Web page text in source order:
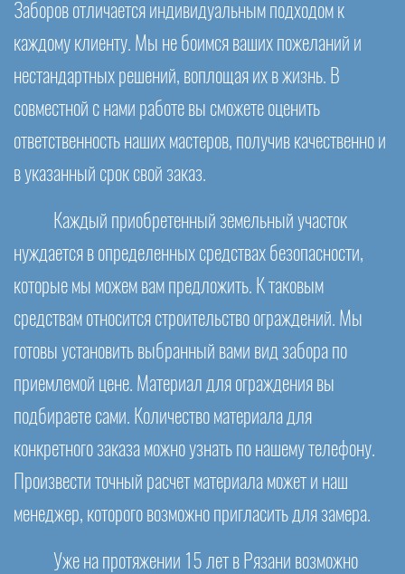
Заборов отличается индивидуальным подходом к
каждому клиенту. Мы не боимся ваших пожеланий и
нестандартных решений, воплощая их в жизнь. В
совместной с нами работе вы сможете оценить
ответственность наших мастеров, получив качественно и
в указанный срок свой заказ.
Каждый приобретенный земельный участок
нуждается в определенных средствах безопасности,
которые мы можем вам предложить. К таковым
средствам относится строительство ограждений. Мы
готовы установить выбранный вами вид забора по
приемлемой цене. Материал для ограждения вы
подбираете сами. Количество материала для
конкретного заказа можно узнать по нашему телефону.
Произвести точный расчет материала может и наш
менеджер, которого возможно пригласить для замера.
Уже на протяжении 15 лет в Рязани возможно